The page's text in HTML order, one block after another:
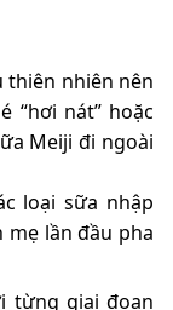
thiên nhiên nên
“hơi nát” hoặc
Meiji đi ngoài
loại sữa nhập
mẹ lần đầu pha
từng giai đoạn